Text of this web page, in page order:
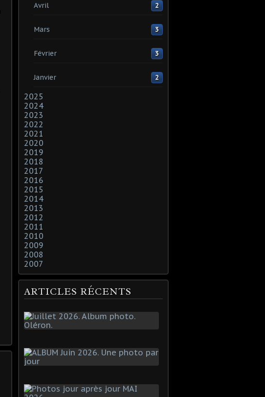
Avril 2
Mars 3
Février 3
Janvier 2
2025
2024
2023
2022
2021
2020
2019
2018
2017
2016
2015
2014
2013
2012
2011
2010
2009
2008
2007
ARTICLES RÉCENTS